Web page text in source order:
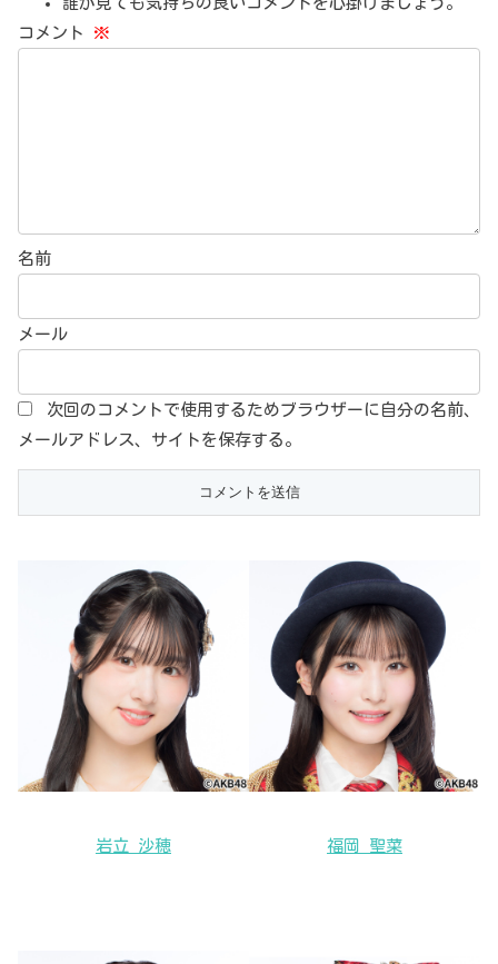
コメント ※
名前
メール
次回のコメントで使用するためブラウザーに自分の名前、
メールアドレス、サイトを保存する。
岩立 沙穂 福岡 聖菜